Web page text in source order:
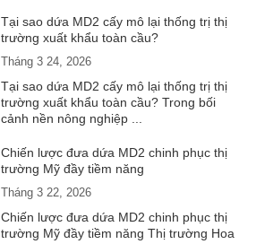
Tại sao dứa MD2 cấy mô lại thống trị thị
trường xuất khẩu toàn cầu?
Tháng 3 24, 2026
Tại sao dứa MD2 cấy mô lại thống trị thị
trường xuất khẩu toàn cầu? Trong bối
cảnh nền nông nghiệp ...
Chiến lược đưa dứa MD2 chinh phục thị
trường Mỹ đầy tiềm năng
Tháng 3 22, 2026
Chiến lược đưa dứa MD2 chinh phục thị
trường Mỹ đầy tiềm năng Thị trường Hoa